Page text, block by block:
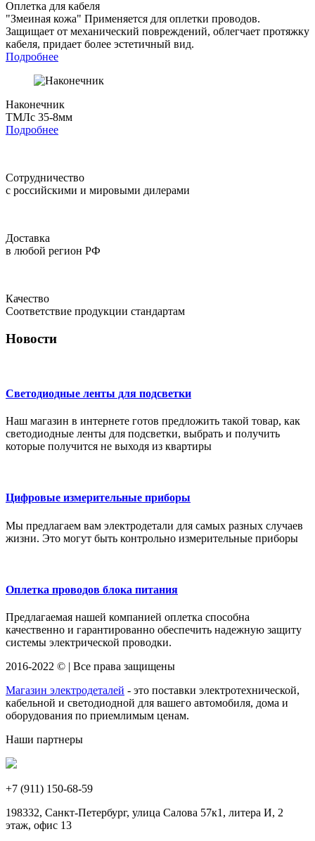
Оплетка для кабеля
"Змеиная кожа" Применяется для оплетки проводов.
Защищает от механический повреждений, облегчает протяжку
кабеля, придает более эстетичный вид.
Подробнее
Наконечник
ТМЛс 35-8мм
Подробнее
Сотрудничество
с российскими и мировыми дилерами
Доставка
в любой регион РФ
Качество
Соответствие продукции стандартам
Новости
Светодиодные ленты для подсветки
Наш магазин в интернете готов предложить такой товар, как
светодиодные ленты для подсветки, выбрать и получить
которые получится не выходя из квартиры
Цифровые измерительные приборы
Мы предлагаем вам электродетали для самых разных случаев
жизни. Это могут быть контрольно измерительные приборы
Оплетка проводов блока питания
Предлагаемая нашей компанией оплетка способна
качественно и гарантированно обеспечить надежную защиту
системы электрической проводки.
2016-2022 © | Все права защищены
Магазин электродеталей - это поставки электротехнической,
кабельной и светодиодной для вашего автомобиля, дома и
оборудования по приемлимым ценам.
Наши партнеры
+7 (911) 150-68-59
198332, Санкт-Петербург, улица Салова 57к1, литера И, 2
этаж, офис 13